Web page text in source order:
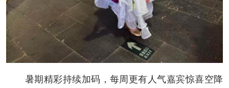
暑期精彩持续加码，每周更有人气嘉宾惊喜空降